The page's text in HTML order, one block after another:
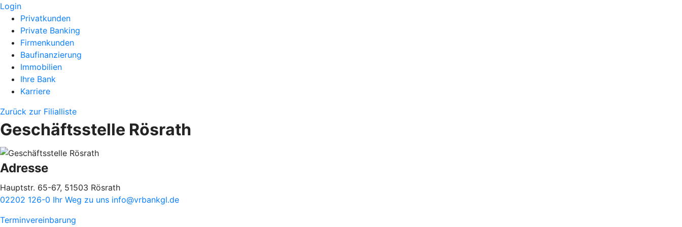
Login
Privatkunden
Private Banking
Firmenkunden
Baufinanzierung
Immobilien
Ihre Bank
Karriere
Zurück zur Filialliste
Geschäftsstelle Rösrath
Adresse
Hauptstr. 65-67, 51503 Rösrath
02202 126-0 Ihr Weg zu uns info@vrbankgl.de
Terminvereinbarung